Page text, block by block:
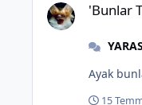
'Bunlar
15